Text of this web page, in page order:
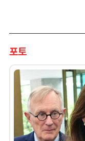
포토